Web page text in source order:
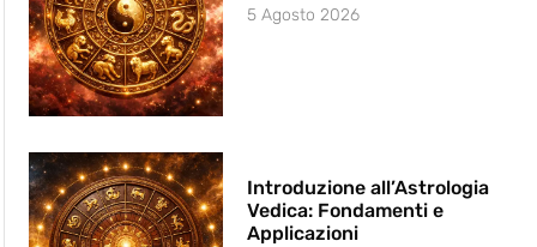
5 Agosto 2026
Introduzione all’Astrologia
Vedica: Fondamenti e
Applicazioni